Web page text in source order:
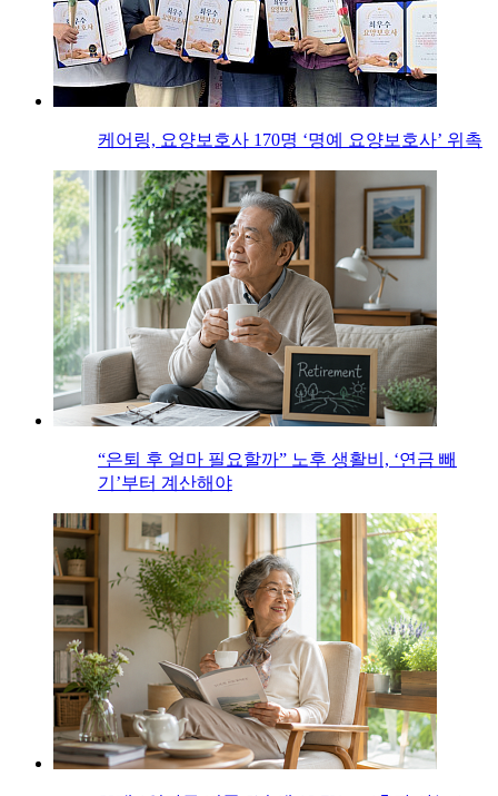
케어링, 요양보호사 170명 ‘명예 요양보호사’ 위촉
“은퇴 후 얼마 필요할까” 노후 생활비, ‘연금 빼
기’부터 계산해야